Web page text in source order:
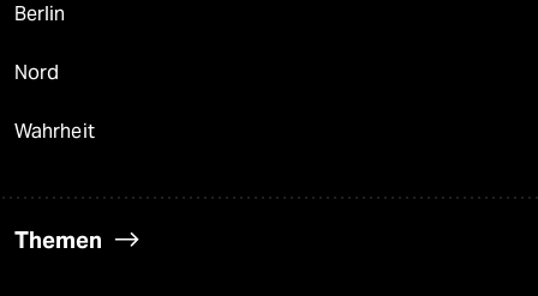
Berlin
Nord
Wahrheit
Themen